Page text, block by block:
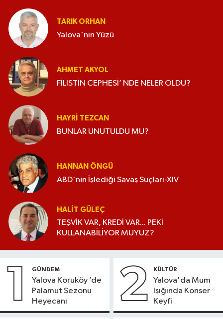
TARIK ORHAN
Yalova'nın Yüzü
AHMET AKYOL
FİLİSTİN CEPHESİ’ NDE NELER OLDU?
HAYRI TEZCAN
BUNLAR UNUTULDU MU?
HANNAN ÖNGÜ
ABD'nin İşlediği Savaş Suçları-XIV
HALIT GÜLEÇ
TEŞVİK VAR, KREDİ VAR... PEKİ
KULLANABİLİYOR MUYUZ?
1 GÜNDEM
Yalova Koruköy ’de
Palamut Sezonu
Heyecanı
2 KÜLTÜR
Yalova'da Mum
Işığında Konser
Keyfi